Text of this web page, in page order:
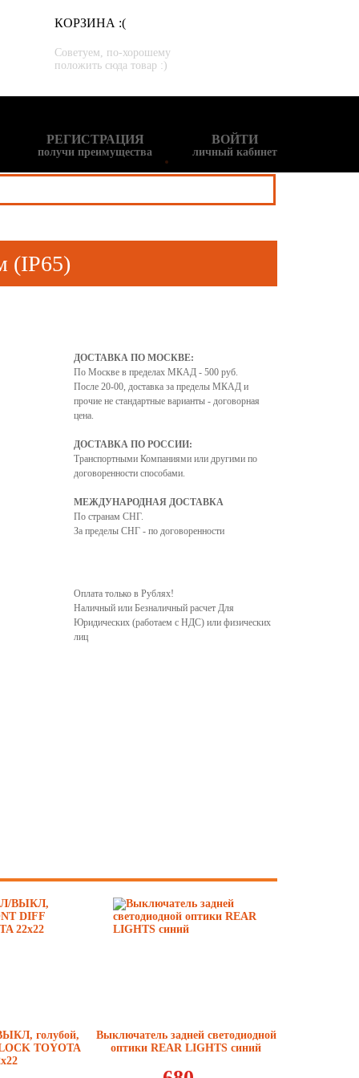
КОРЗИНА :(
Советуем, по-хорошему
положить сюда товар :)
РЕГИСТРАЦИЯ
получи преимущества
ВОЙТИ
личный кабинет
(IP65)
ДОСТАВКА ПО МОСКВЕ:
По Москве в пределах МКАД - 500 руб.
После 20-00, доставка за пределы МКАД и
прочие не стандартные варианты - договорная
цена.
ДОСТАВКА ПО РОССИИ:
Транспортными Компаниями или другими по
договоренности способами.
МЕЖДУНАРОДНАЯ ДОСТАВКА
По странам СНГ.
За пределы СНГ - по договоренности
Оплата только в Рублях!
Наличный или Безналичный расчет Для
Юридических (работаем с НДС) или физических
лиц
голубой,
TOYOTA
Выключатель задней светодиодной
оптики REAR LIGHTS синий